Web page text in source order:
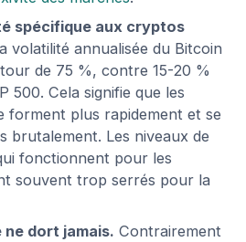
spécifique aux cryptos
volatilité annualisée du Bitcoin
de 75 %, contre 15-20 %
500. Cela signifie que les
forment plus rapidement et se
brutalement. Les niveaux de
fonctionnent pour les
souvent trop serrés pour la
ne dort jamais. Contrairement